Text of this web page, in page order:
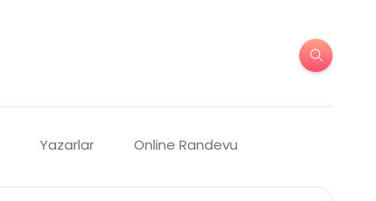
Yazarlar Online Randevu